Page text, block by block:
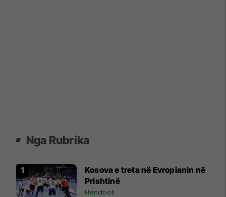
Nga Rubrika
Kosova e treta në Evropianin në
Prishtinë
Hendboll